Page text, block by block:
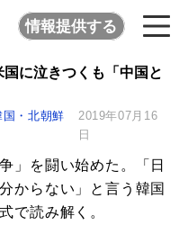
情報提供する
に泣きつくも「中国と
国・北朝鮮
2019年07月16
日
」を闘い始めた。「日
からない」と言う韓国
で読み解く。